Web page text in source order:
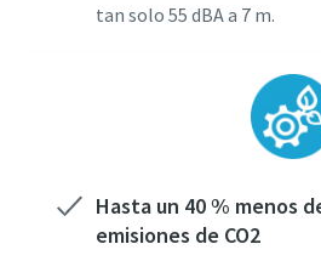
tan solo 55 dBA a 7 m.
Hasta un 40 % menos
emisiones de CO2